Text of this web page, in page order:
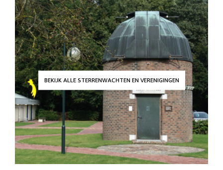
BEKIJK ALLE STERRENWACHTEN EN VERENIGINGEN